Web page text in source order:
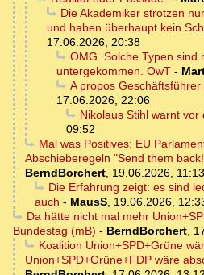
Die Akademiker strotzen
und haben überhaupt kein
17.06.2026, 20:38
OMG. Solche Typen sind
untergekommen. OwT -
A propos Geschäftsführer
17.06.2026, 22:06
Nikolaus Stihl warnt vor
09:52
Mal was Positives: EU
Abschieberegeln "Send them
BerndBorchert, 19.06.2026, 11:13
Die Erfahrung zeigt: es sind
auch - MausS, 19.06.2026,
Da hätte nicht mal mehr
Bundestag (mB) - BerndBorchert,
Koalition Union+SPD+Grüne
Union+SPD+Grüne+FDP wäre